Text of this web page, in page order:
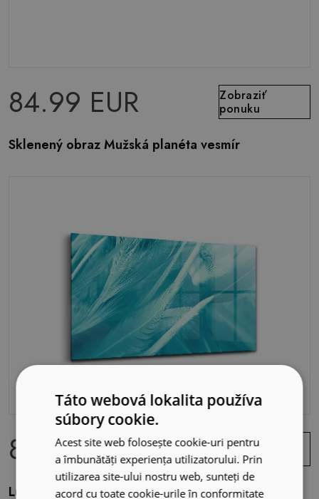
84.99 EUR
Zobraziť
ponuku
Sklenený obraz Mužská planéta vesmír
84.99 EUR
Zobraziť
ponuku
Luxusný sklenený obraz Zelené tyrkysové vintage
Táto webová lokalita používa
súbory cookie.
Acest site web folosește cookie-uri pentru
a îmbunătăți experiența utilizatorului. Prin
utilizarea site-ului nostru web, sunteți de
acord cu toate cookie-urile în conformitate